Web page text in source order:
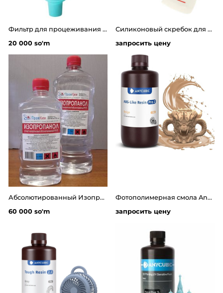
Фильтр для процеживания фотополимерной смолы
20 000 so'm
Силиконовый скребок для очистки ванночки фотополимерных 3д принтеров
запросить цену
Абсолютированный Изопропиловый спирт - пропанол(чистота не мение 99.8%)
60 000 so'm
Фотополимерная смола Anycubic ABS-Like Pro 2 (1 кг)
запросить цену